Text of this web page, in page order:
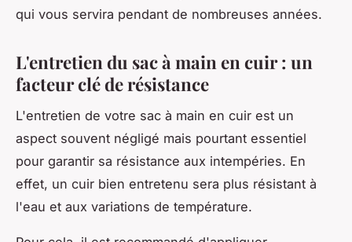
qui vous servira pendant de nombreuses années.
L'entretien du sac à main en cuir : un
facteur clé de résistance
L'entretien de votre sac à main en cuir est un
aspect souvent négligé mais pourtant essentiel
pour garantir sa résistance aux intempéries. En
effet, un cuir bien entretenu sera plus résistant à
l'eau et aux variations de température.